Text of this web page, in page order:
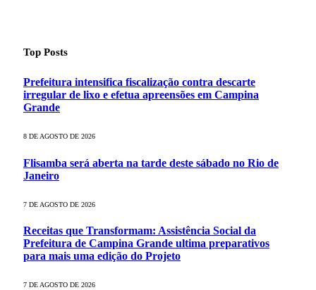
Top Posts
Prefeitura intensifica fiscalização contra descarte
irregular de lixo e efetua apreensões em Campina
Grande
8 DE AGOSTO DE 2026
Flisamba será aberta na tarde deste sábado no Rio de
Janeiro
7 DE AGOSTO DE 2026
Receitas que Transformam: Assistência Social da
Prefeitura de Campina Grande ultima preparativos
para mais uma edição do Projeto
7 DE AGOSTO DE 2026